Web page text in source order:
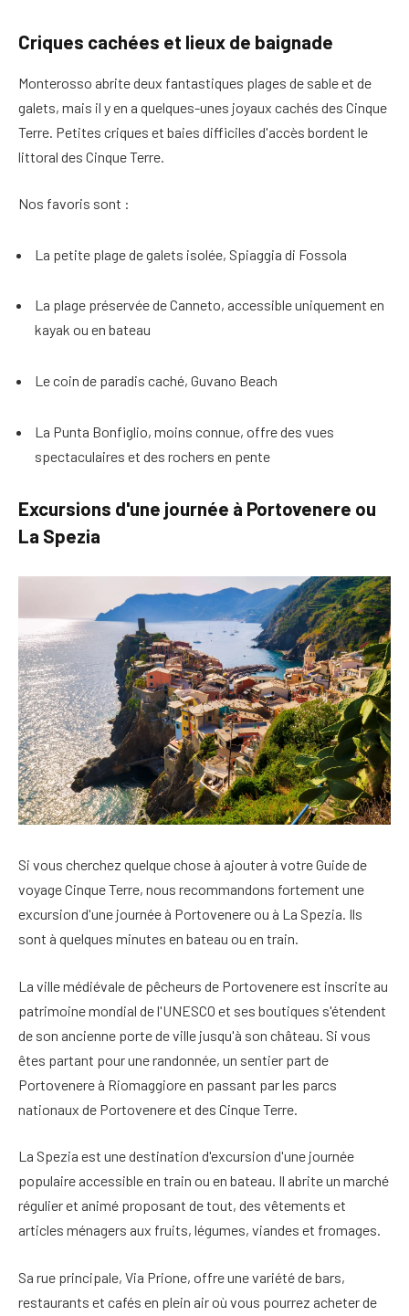
Criques cachées et lieux de baignade
Monterosso abrite deux fantastiques plages de sable et de
galets, mais il y en a quelques-unes joyaux cachés des Cinque
Terre . Petites criques et baies difficiles d'accès bordent le
littoral des Cinque Terre
Nos favoris sont :
La petite plage de galets isolée, Spiaggia di Fossola
La plage préservée de Canneto, accessible uniquement en
kayak ou en bateau
Le coin de paradis caché, Guvano Beach
La Punta Bonfiglio, moins connue, offre des vues
spectaculaires et des rochers en pente
Excursions d'une journée à Portovenere ou
La Spezia
Si vous cherchez quelque chose à ajouter à votreGuide de
voyage Cinque Terre, nous recommandons fortement une
excursion d'une journée à Portovenere ou à La Spezia. Ils
sont à quelques minutes en bateau ou en train.
La ville médiévale de pêcheurs de Portovenere est inscrite au
patrimoine mondial de l'UNESCO et ses boutiques s'étendent
de son ancienne porte de ville jusqu'à son château. Si vous
êtes partant pour une randonnée, un sentier part de
Portovenere à Riomaggiore en passant par les parcs
nationaux de Portovenere et des Cinque Terre
La Spezia est une destination d'excursion d'une journée
populaire accessible en train ou en bateau. Il abrite un marché
régulier et animé proposant de tout, des vêtements et
articles ménagers aux fruits, légumes, viandes et fromages.
Sa rue principale, Via Prione, offre une variété de bars,
restaurants et cafés en plein air où vous pourrez acheter de